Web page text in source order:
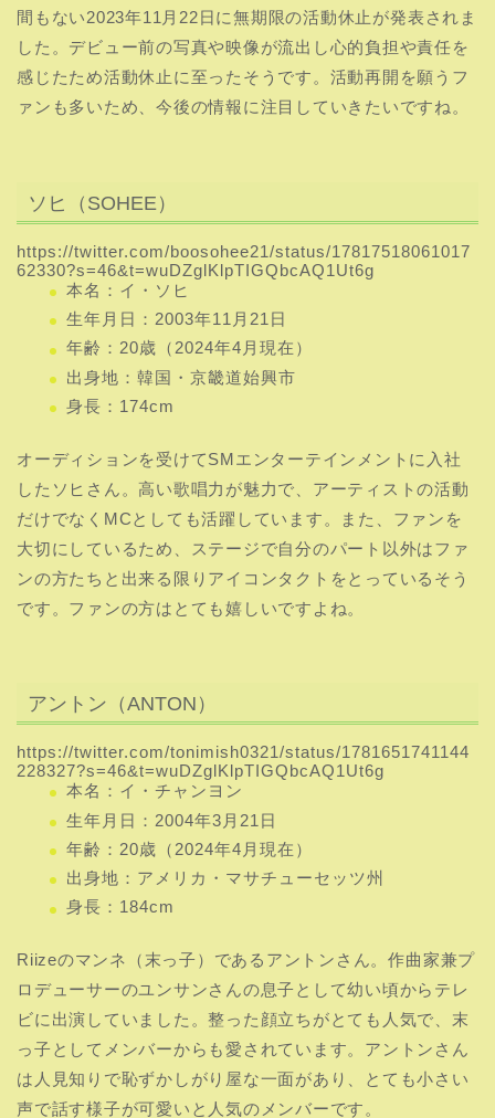
間もない2023年11月22日に無期限の活動休止が発表されま
した。デビュー前の写真や映像が流出し心的負担や責任を
感じたため活動休止に至ったそうです。活動再開を願うフ
ァンも多いため、今後の情報に注目していきたいですね。
ソヒ（SOHEE）
https://twitter.com/boosohee21/status/17817518061017
62330?s=46&t=wuDZglKlpTIGQbcAQ1Ut6g
本名：イ・ソヒ
生年月日：2003年11月21日
年齢：20歳（2024年4月現在）
出身地：韓国・京畿道始興市
身長：174cm
オーディションを受けてSMエンターテインメントに入社
したソヒさん。高い歌唱力が魅力で、アーティストの活動
だけでなくMCとしても活躍しています。また、ファンを
大切にしているため、ステージで自分のパート以外はファ
ンの方たちと出来る限りアイコンタクトをとっているそう
です。ファンの方はとても嬉しいですよね。
アントン（ANTON）
https://twitter.com/tonimish0321/status/1781651741144
228327?s=46&t=wuDZglKlpTIGQbcAQ1Ut6g
本名：イ・チャンヨン
生年月日：2004年3月21日
年齢：20歳（2024年4月現在）
出身地：アメリカ・マサチューセッツ州
身長：184cm
Riizeのマンネ（末っ子）であるアントンさん。作曲家兼プ
ロデューサーのユンサンさんの息子として幼い頃からテレ
ビに出演していました。整った顔立ちがとても人気で、末
っ子としてメンバーからも愛されています。アントンさん
は人見知りで恥ずかしがり屋な一面があり、とても小さい
声で話す様子が可愛いと人気のメンバーです。